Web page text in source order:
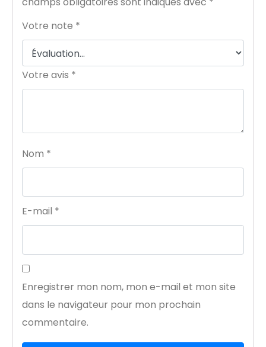
Votre note *
Votre avis *
Nom *
E-mail *
Enregistrer mon nom, mon e-mail et mon site
dans le navigateur pour mon prochain
commentaire.